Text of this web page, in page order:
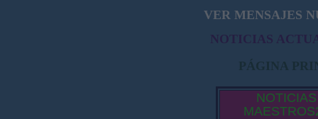
VER MENSAJES
NOTICIAS
PÁGINA
NOTICIAS